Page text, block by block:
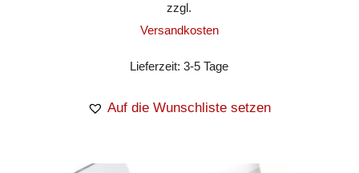
zzgl.
Versandkosten
Lieferzeit:3-5 Tage
Auf die Wunschliste setzen